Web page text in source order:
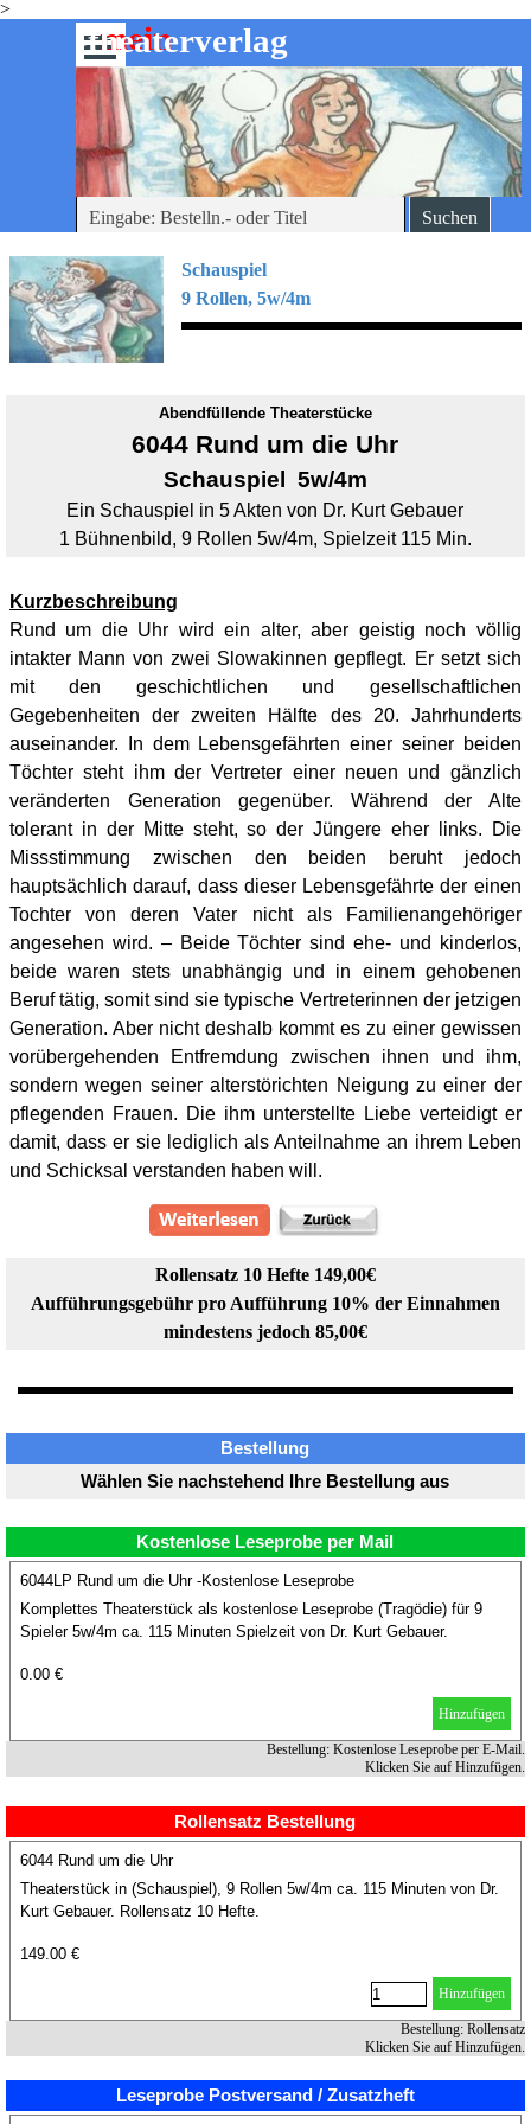
>
Direkt zum Seiteninhalt
-theaterverlag
mein
Menü überspringen
Suchen
Schauspiel
9 Rollen, 5w/4m
Abendfüllende Theaterstücke
6044 Rund um die Uhr
Schauspiel 5w/4m
Ein Schauspiel in 5 Akten von Dr. Kurt Gebauer
1 Bühnenbild, 9 Rollen 5w/4m, Spielzeit 115 Min.
Kurzbeschreibung
Rund um die Uhr wird ein alter, aber geistig noch völlig
intakter Mann von zwei Slowakinnen gepflegt. Er setzt sich
mit den geschichtlichen und gesellschaftlichen
Gegebenheiten der zweiten Hälfte des 20. Jahrhunderts
auseinander. In dem Lebensgefährten einer seiner beiden
Töchter steht ihm der Vertreter einer neuen und gänzlich
veränderten Generation gegenüber. Während der Alte
tolerant in der Mitte steht, so der Jüngere eher links. Die
Missstimmung zwischen den beiden beruht jedoch
hauptsächlich darauf, dass dieser Lebensgefährte der einen
Tochter von deren Vater nicht als Familienangehöriger
angesehen wird. – Beide Töchter sind ehe- und kinderlos,
beide waren stets unabhängig und in einem gehobenen
Beruf tätig, somit sind sie typische Vertreterinnen der jetzigen
Generation. Aber nicht deshalb kommt es zu einer gewissen
vorübergehenden Entfremdung zwischen ihnen und ihm,
sondern wegen seiner alterstörichten Neigung zu einer der
pflegenden Frauen. Die ihm unterstellte Liebe verteidigt er
damit, dass er sie lediglich als Anteilnahme an ihrem Leben
und Schicksal verstanden haben will.
Rollensatz 10 Hefte 149,00€
Aufführungsgebühr pro Aufführung 10% der Einnahmen
mindestens jedoch 85,00€
Bestellung
Wählen Sie nachstehend Ihre Bestellung aus
Kostenlose Leseprobe per Mail
6044LP Rund um die Uhr -Kostenlose Leseprobe
Komplettes Theaterstück als kostenlose Leseprobe (Tragödie) für 9
Spieler 5w/4m ca. 115 Minuten Spielzeit von Dr. Kurt Gebauer.
0.00 €
Hinzufügen
Bestellung: Kostenlose Leseprobe per E-Mail.
Klicken Sie auf Hinzufügen.
Rollensatz Bestellung
6044 Rund um die Uhr
Theaterstück in (Schauspiel), 9 Rollen 5w/4m ca. 115 Minuten von Dr.
Kurt Gebauer. Rollensatz 10 Hefte.
149.00 €
Hinzufügen
Bestellung: Rollensatz
Klicken Sie auf Hinzufügen.
Leseprobe Postversand / Zusatzheft